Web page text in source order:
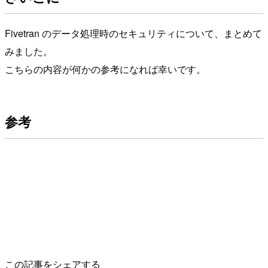
Fivetran のデータ処理時のセキュリティについて、まとめて
みました。
こちらの内容が何かの参考になれば幸いです。
参考
この記事をシェアする